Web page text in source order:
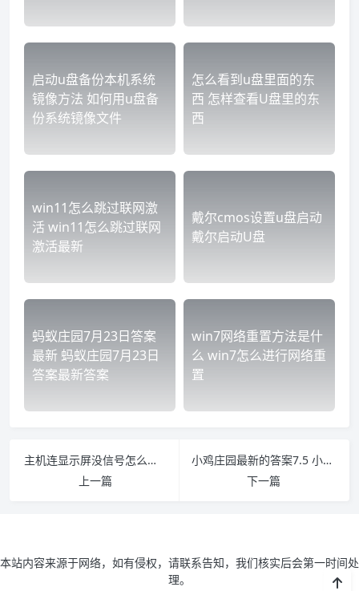
启动u盘备份本机系统
镜像方法 如何用u盘备
份系统镜像文件
怎么看到u盘里面的东
西 怎样查看U盘里的东
西
win11怎么跳过联网激
活 win11怎么跳过联网
激活最新
戴尔cmos设置u盘启动
戴尔启动U盘
蚂蚁庄园7月23日答案
最新 蚂蚁庄园7月23日
答案最新答案
win7网络重置方法是什
么 win7怎么进行网络重
置
主机连显示屏没信号怎么回事啊 主机连显示屏无信号什么原因
上一篇
小鸡庄园最新的答案7.5 小鸡庄园最新的答案7.22
下一篇
本站内容来源于网络，如有侵权，请联系告知，我们核实后会第一时间处
理。